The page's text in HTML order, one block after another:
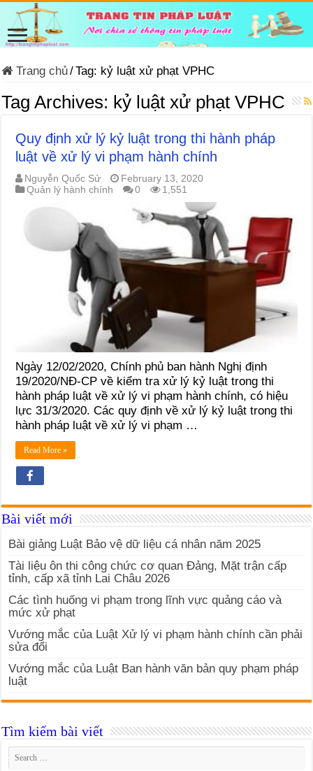
Trang chủ/Tag: kỷ luật xử phạt VPHC
Tag Archives: kỷ luật xử phạt VPHC
Quy định xử lý kỷ luật trong thi hành pháp
luật về xử lý vi phạm hành chính
Nguyễn Quốc Sử
February 13, 2020
Quản lý hành chính
0 1,551
Ngày 12/02/2020, Chính phủ ban hành Nghị định
19/2020/NĐ-CP về kiểm tra xử lý kỷ luật trong thi
hành pháp luật về xử lý vi phạm hành chính, có hiệu
lực 31/3/2020. Các quy định về xử lý kỷ luật trong thi
hành pháp luật về xử lý vi phạm …
Read More »
Bài viết mới
Bài giảng Luật Bảo vệ dữ liệu cá nhân năm 2025
Tài liệu ôn thi công chức cơ quan Đảng, Mặt trận cấp
tỉnh, cấp xã tỉnh Lai Châu 2026
Các tình huống vi phạm trong lĩnh vực quảng cáo và
mức xử phạt
Vướng mắc của Luật Xử lý vi phạm hành chính cần phải
sửa đổi
Vướng mắc của Luật Ban hành văn bản quy phạm pháp
luật
Tìm kiếm bài viết